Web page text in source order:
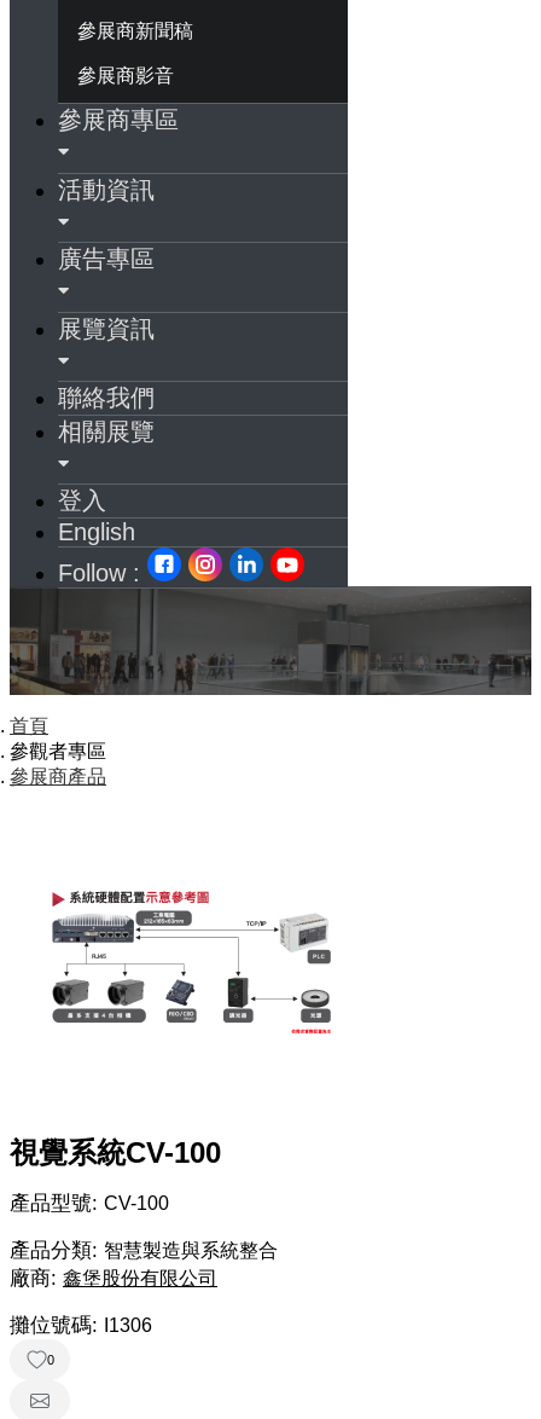
參展商新聞稿
參展商影音
參展商專區
活動資訊
廣告專區
展覽資訊
聯絡我們
相關展覽
登入
English
Follow :
首頁
參觀者專區
參展商產品
視覺系統CV-100
產品型號: CV-100
產品分類: 智慧製造與系統整合
廠商: 鑫堡股份有限公司
攤位號碼: I1306
0